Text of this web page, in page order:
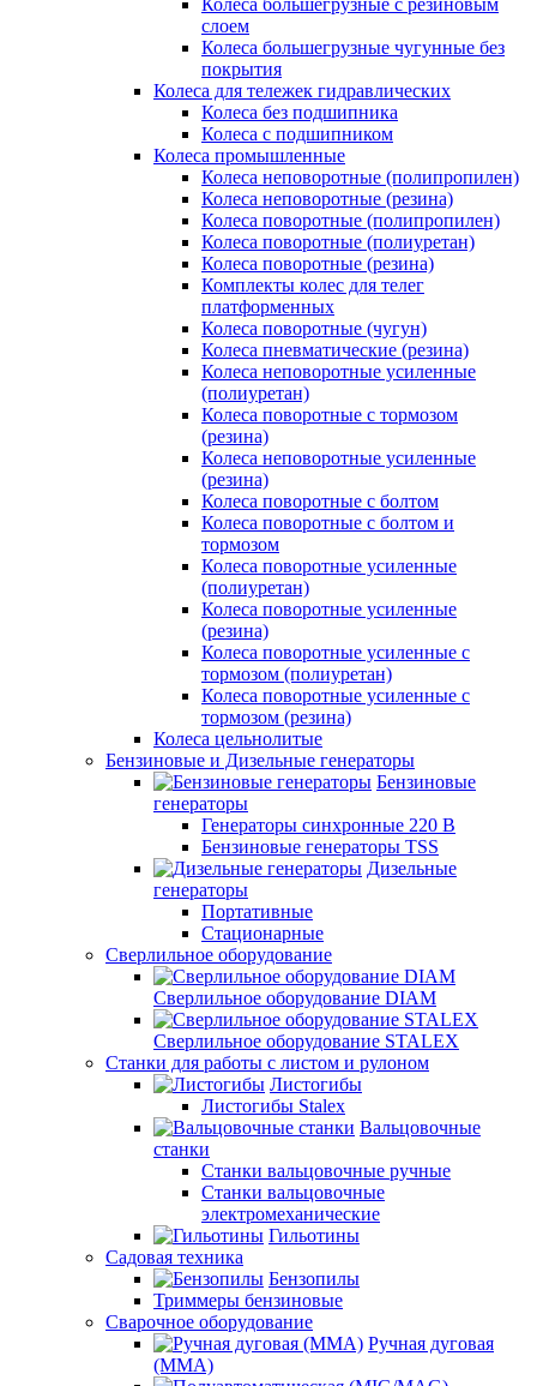
Колеса большегрузные с резиновым
слоем
Колеса большегрузные чугунные без
покрытия
Колеса для тележек гидравлических
Колеса без подшипника
Колеса с подшипником
Колеса промышленные
Колеса неповоротные (полипропилен)
Колеса неповоротные (резина)
Колеса поворотные (полипропилен)
Колеса поворотные (полиуретан)
Колеса поворотные (резина)
Комплекты колес для телег
платформенных
Колеса поворотные (чугун)
Колеса пневматические (резина)
Колеса неповоротные усиленные
(полиуретан)
Колеса поворотные c тормозом
(резина)
Колеса неповоротные усиленные
(резина)
Колеса поворотные с болтом
Колеса поворотные с болтом и
тормозом
Колеса поворотные усиленные
(полиуретан)
Колеса поворотные усиленные
(резина)
Колеса поворотные усиленные с
тормозом (полиуретан)
Колеса поворотные усиленные с
тормозом (резина)
Колеса цельнолитые
Бензиновые и Дизельные генераторы
Бензиновые
генераторы
Генераторы синхронные 220 В
Бензиновые генераторы TSS
Дизельные
генераторы
Портативные
Стационарные
Сверлильное оборудование
Сверлильное оборудование DIAM
Сверлильное оборудование STALEX
Станки для работы с листом и рулоном
Листогибы
Листогибы Stalex
Вальцовочные
станки
Станки вальцовочные ручные
Станки вальцовочные
электромеханические
Гильотины
Садовая техника
Бензопилы
Триммеры бензиновые
Сварочное оборудование
Ручная дуговая
(MMA)